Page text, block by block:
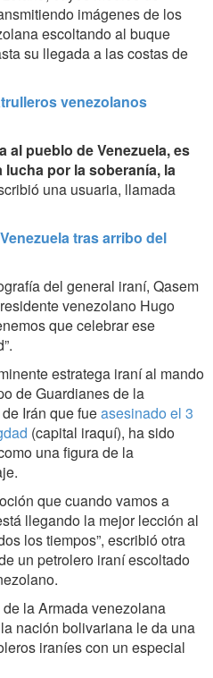
imágenes de los
escoltando al buque
su llegada a las costas de
venezolanos
al pueblo de Venezuela, es
por la soberanía, la
una usuaria, llamada
tras arribo del
del general iraní, Qasem
venezolano Hugo
que celebrar ese
estratega iraní al mando
de Guardianes de la
Irán que fueasesinado el 3
(capital iraquí), ha sido
una figura de la
que cuando vamos a
llegando la mejor lección al
los tiempos”, escribió otra
un petrolero iraní escoltado
la Armada venezolana
nación bolivariana le da una
iraníes con un especial